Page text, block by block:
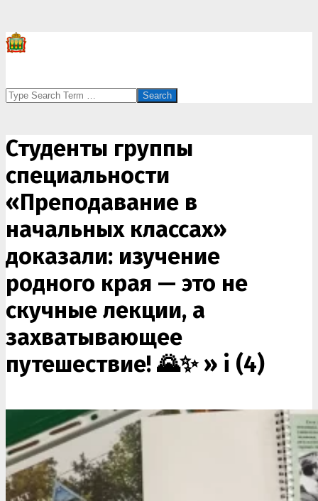
Search
Студенты группы
специальности
«Преподавание в
начальных классах»
доказали: изучение
родного края — это не
скучные лекции, а
захватывающее
путешествие! 🌄✨ » i (4)